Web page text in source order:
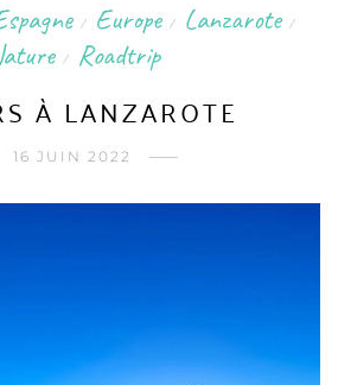
/ Europe / Lanzarote /
/ Roadtrip
À LANZAROTE
16 JUIN 2022